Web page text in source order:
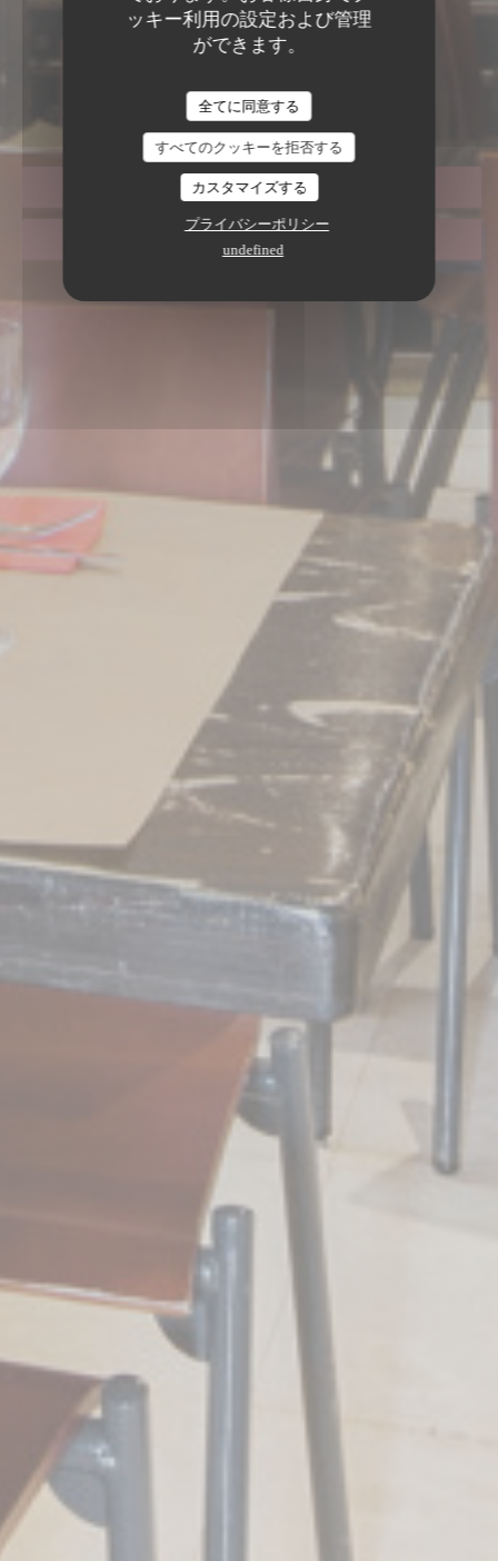
ッキー利用の設定および管理
ができます。
全てに同意する
すべてのクッキーを拒否する
カスタマイズする
プライバシーポリシー
undefined
SALENTO MARAIS
|PARIS
予約